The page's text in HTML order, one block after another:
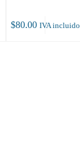
$80.00 IVA incluido